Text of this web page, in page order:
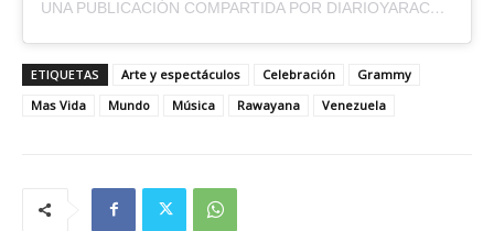
UNA PUBLICACIÓN COMPARTIDA POR DIARIOYARACUYALDIA (@DIARIOYARACUYALDIA)
ETIQUETAS Arte y espectáculos Celebración
Grammy
Mas Vida
Mundo Música Rawayana Venezuela